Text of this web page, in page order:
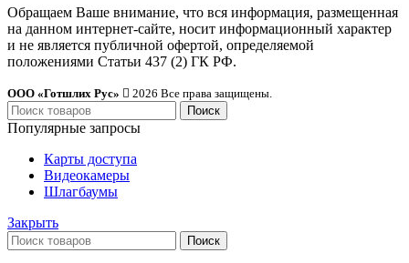
Обращаем Ваше внимание, что вся информация, размещенная
на данном интернет-сайте, носит информационный характер
и не является публичной офертой, определяемой
положениями Статьи 437 (2) ГК РФ.
ООО «Готшлих Рус» 2026 Все права защищены.
Поиск
Популярные запросы
Карты доступа
Видеокамеры
Шлагбаумы
Закрыть
Поиск